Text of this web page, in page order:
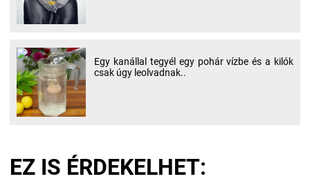
Egy kanállal tegyél egy pohár vízbe és a kilók
csak úgy leolvadnak..
EZ IS ÉRDEKELHET: